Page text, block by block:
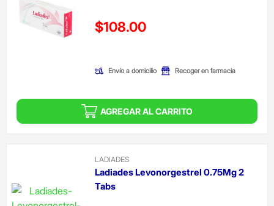
Precio reducido de
$108.00
Envío a domicilio Recoger en farmacia
AGREGAR AL CARRITO
LADIADES
Ladiades Levonorgestrel 0.75Mg 2
Tabs